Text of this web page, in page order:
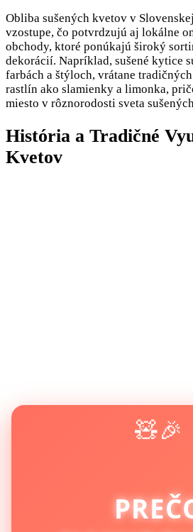
Obliba sušených kvetov v
vzostupe, čo potvrdzujú aj lokálne
obchody, ktoré ponúkajú široký
dekorácií. Napríklad, sušené kytice
farbách a štýloch, vrátane
rastlín ako slamienky a limonka,
miesto v rôznorodosti sveta
História a Tradičné
Kvetov
🧸🎉